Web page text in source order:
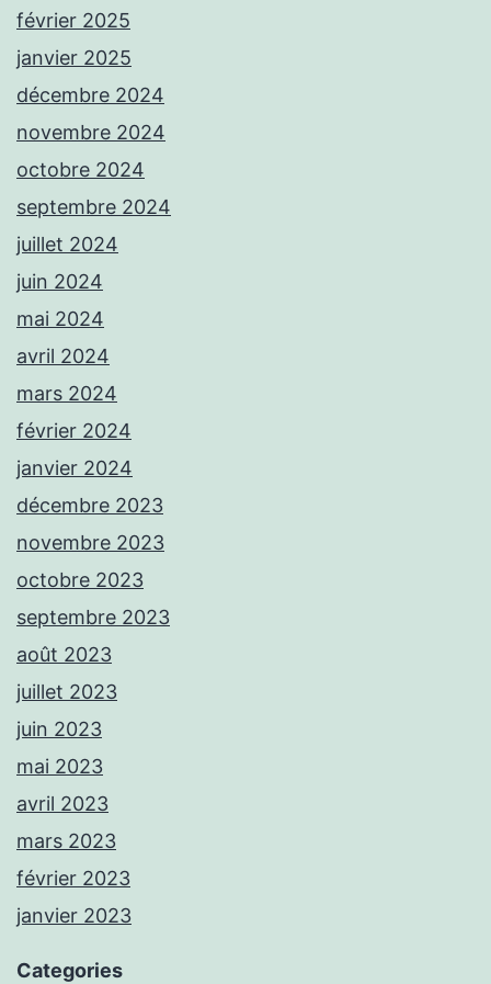
février 2025
janvier 2025
décembre 2024
novembre 2024
octobre 2024
septembre 2024
juillet 2024
juin 2024
mai 2024
avril 2024
mars 2024
février 2024
janvier 2024
décembre 2023
novembre 2023
octobre 2023
septembre 2023
août 2023
juillet 2023
juin 2023
mai 2023
avril 2023
mars 2023
février 2023
janvier 2023
Categories